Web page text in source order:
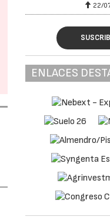
22/
ENLACES